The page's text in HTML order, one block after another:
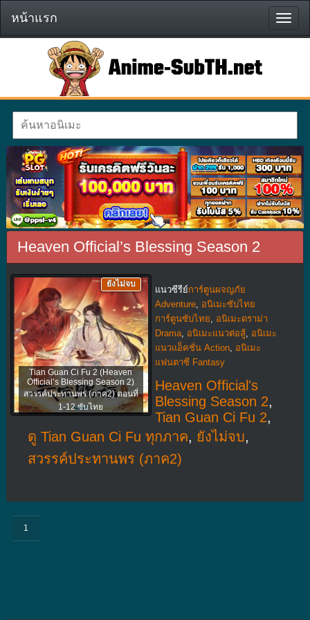
หน้า
แรก
หน้าแรก
Heaven Official’s Blessing Season 2
Tian Guan Ci Fu 2 (Heaven
Official’s Blessing Season 2)
สวรรค์ประทานพร (ภาค2) ตอนที่
1-12 ซับไทย
ยังไม่จบ
แนวซีรีย์การ์ตูนผจญภัย
Adventure, อนิเมะซับไทย
การ์ตูนซับไทย
อนิเมะดราม่า
Drama, อนิเมะแนวต่อสู้, อนิเมะ
แนวแอ็คชั่น Action, อนิเมะ
แฟนตาซี Fantasy
Heaven Official's
Blessing Season 2,
Tian Guan Ci Fu 2,
ดู Tian Guan Ci Fu ทุกภาค, ยังไม่จบ,
สวรรค์ประทานพร (ภาค2)
1